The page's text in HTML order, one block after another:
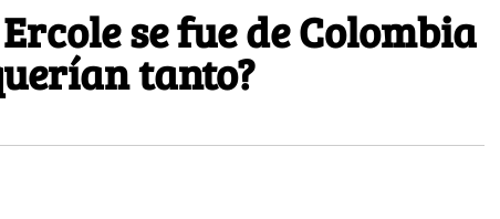
se fue de Colombia
tanto?